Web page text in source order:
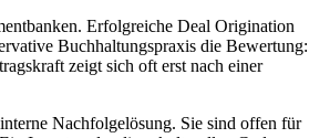
Erfolgreiche Deal Origination
Buchhaltungspraxis die Bewertung:
zeigt sich oft erst nach einer
Nachfolgelösung. Sie sind offen für